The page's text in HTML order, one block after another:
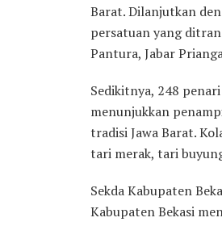
Barat. Dilanjutkan
persatuan yang
Pantura, Jabar
Sedikitnya, 248
menunjukkan
tradisi Jawa Barat.
tari merak, tari
Sekda Kabupaten
Kabupaten Bekasi